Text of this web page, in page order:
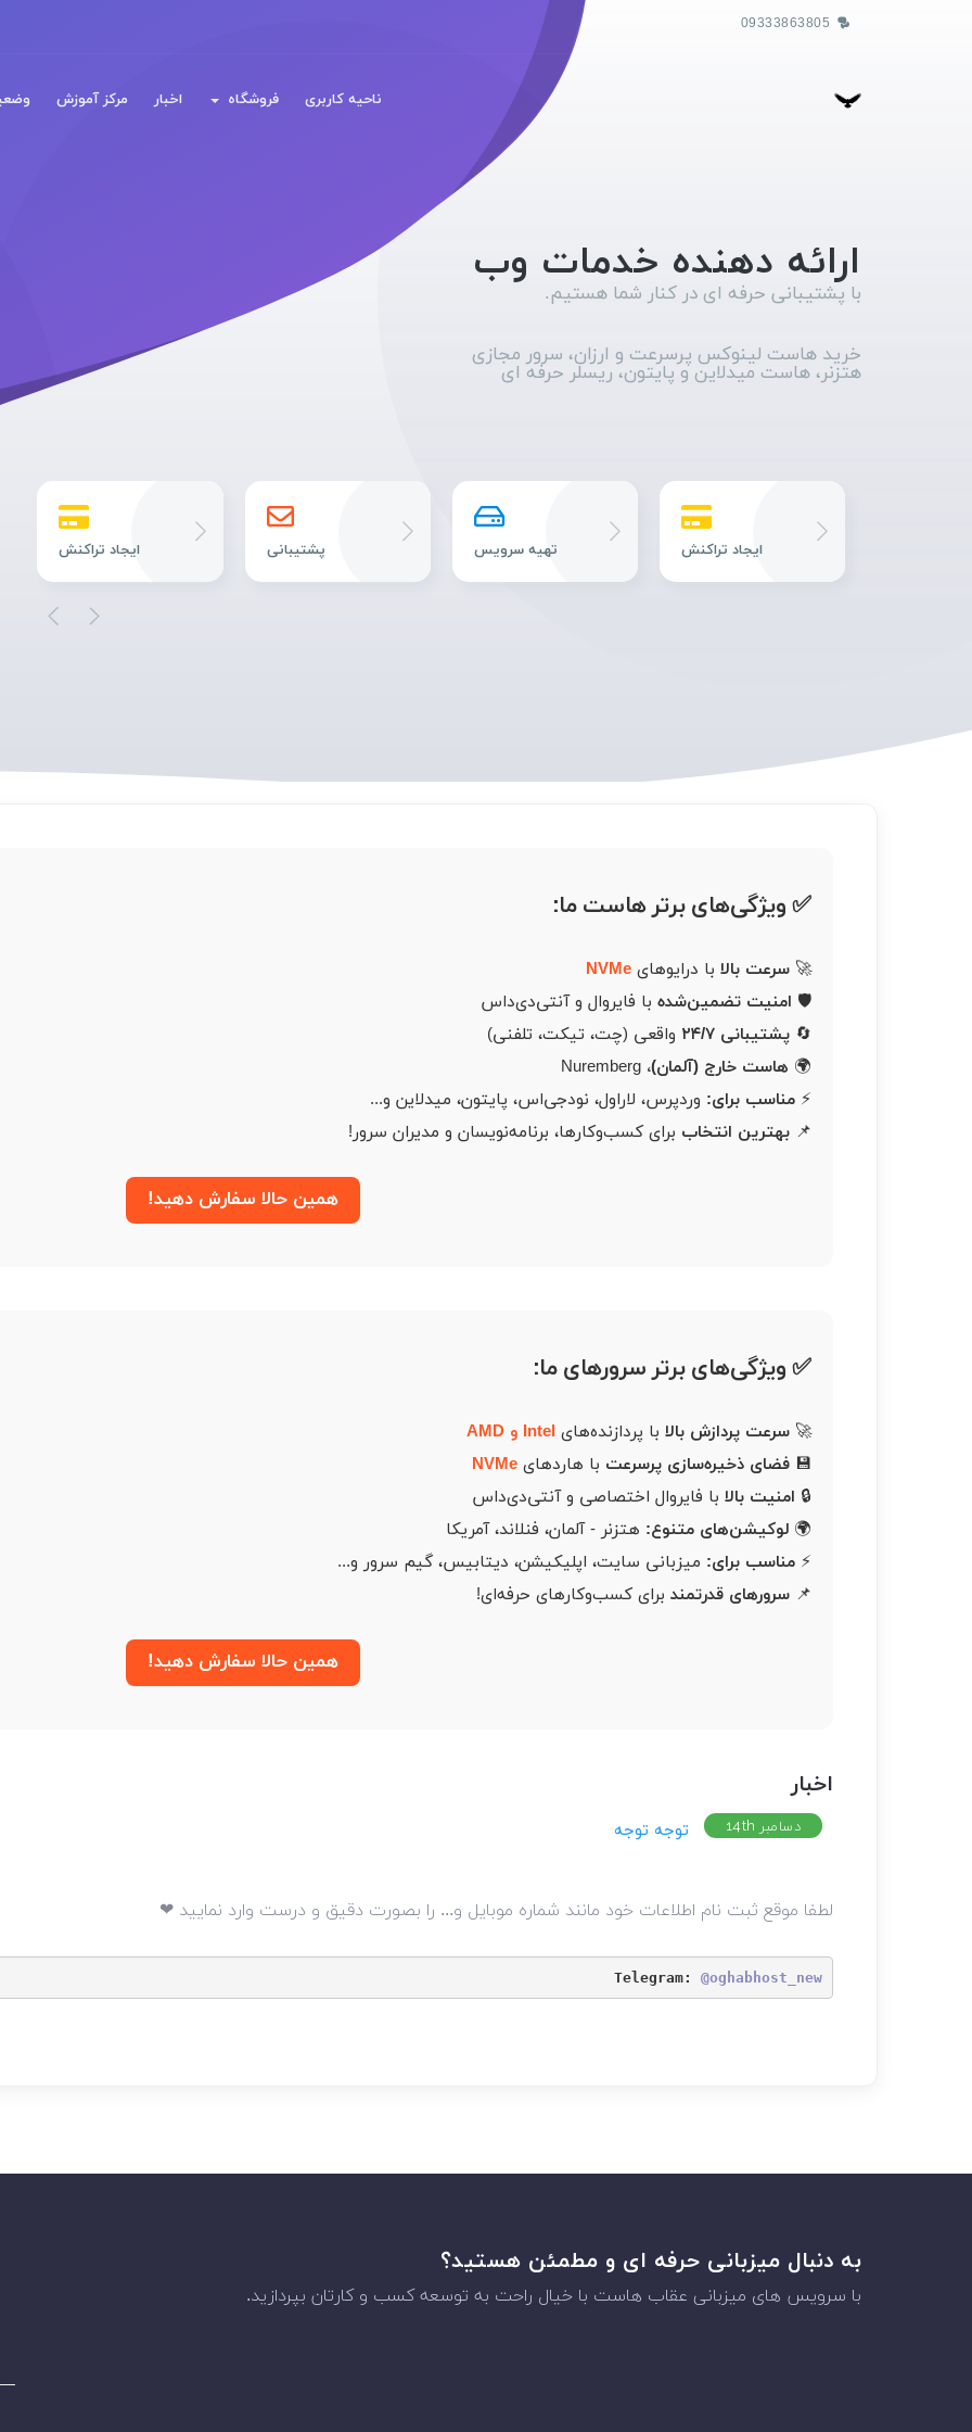
ناحیه کاربری فروشگاه اخبار مرکز آموزش
ارائه دهنده خدمات وب
با پشتیبانی حرفه ای در کنار شما هستیم.
خرید هاست لینوکس پرسرعت و ارزان، سرور مجازی
هتزنر، هاست میدلاین و پایتون، ریسلر حرفه ای
ایجاد تراکنش پشتیبانی تهیه سرویس ایجاد تراکنش
✅ ویژگی‌های برتر هاست ما:
🚀 سرعت بالا با درایوهای NVMe
🛡 امنیت تضمین‌شده با فایروال و آنتی‌دی‌داس
🔄 پشتیبانی ۲۴/۷
واقعی (چت، تیکت، تلفنی)
🌍 هاست خارج (آلمان)،
⚡ مناسب برای: وردپرس، لاراول، نود‌جی‌اس، پایتون، میدلاین و...
📌 بهترین انتخاب برای کسب‌وکارها، برنامه‌نویسان و مدیران سرور!
همین حالا سفارش دهید!
✅ ویژگی‌های برتر سرورهای ما:
🚀 سرعت پردازش بالا با پردازنده‌های Intel و AMD
💾 فضای ذخیره‌سازی پرسرعت با هاردهای NVMe
🔒 امنیت بالا با فایروال اختصاصی و آنتی‌دی‌داس
🌍 لوکیشن‌های متنوع: هتزنر - آلمان، فنلاند، آمریکا
⚡️ مناسب برای: میزبانی سایت، اپلیکیشن، دیتابیس، گیم سرور و...
📌 سرورهای قدرتمند برای کسب‌وکارهای حرفه‌ای!
همین حالا سفارش دهید!
اخبار
دسامبر 14th توجه توجه
لطفا موقع ثبت نام اطلاعات خود مانند شماره موبایل و... را بصورت دقیق و درست وارد نمایید ❤
Telegram: @oghabhost_new
به دنبال میزبانی حرفه ای و مطمئن هستید؟
با سرویس های میزبانی عقاب هاست با خیال راحت به توسعه کسب و کارتان بپردازید.